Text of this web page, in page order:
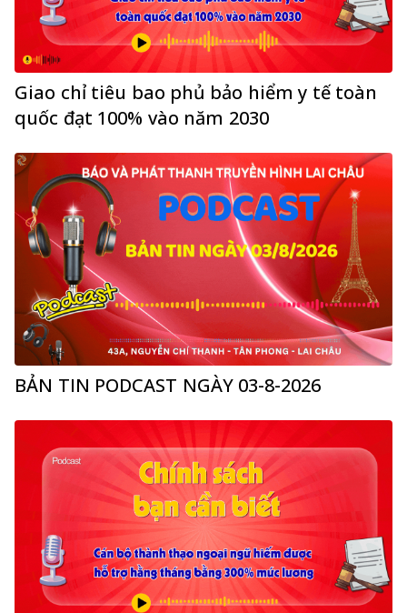
Giao chỉ tiêu bao phủ bảo hiểm y tế toàn
quốc đạt 100% vào năm 2030
BẢN TIN PODCAST NGÀY 03-8-2026